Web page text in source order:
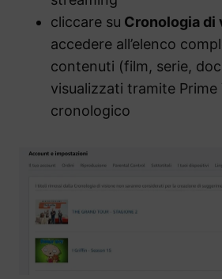
cliccare su Cronologia di
accedere all’elenco
contenuti (film, serie,
visualizzati tramite
cronologico